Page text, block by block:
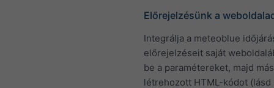
Előrejelzésünk a
Integrálja a meteoblue
előrejelzéseit saját
be a paramétereket, majd
létrehozott HTML-kódot (lásd